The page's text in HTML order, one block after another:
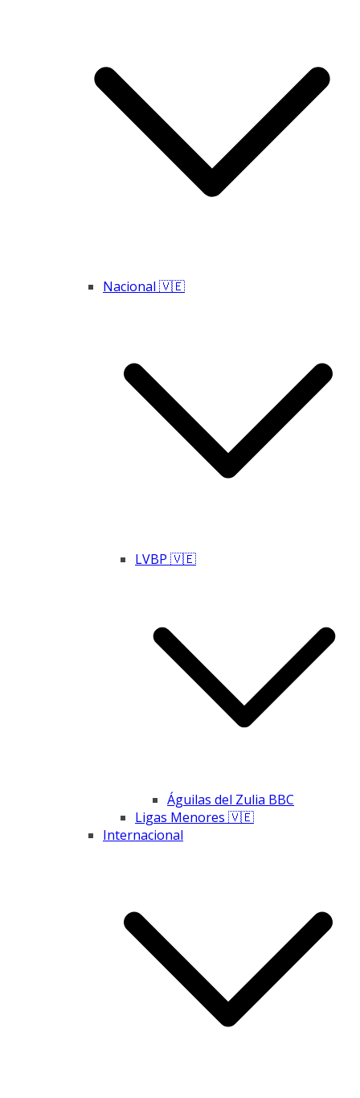
Nacional 🇻🇪
LVBP 🇻🇪
Águilas del Zulia BBC
Ligas Menores 🇻🇪
Internacional